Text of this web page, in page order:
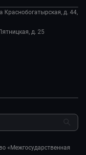
Краснобогатырская, д. 44,
д. 25
«Межгосударственная